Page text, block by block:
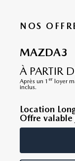
NOS
MAZDA3
À PARTIR
Après un 1 er loyer
inclus.
Location
Offre